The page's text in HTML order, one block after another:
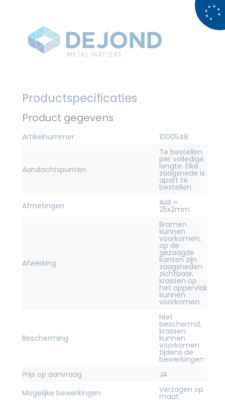
Productspecificaties
Product gegevens
Artikelnummer 1000548
Aandachtspunten
Te bestellen
per volledige
lengte. Elke
zaagsnede is
apart te
bestellen.
Afmetingen
AxB =
25x2mm
Afwerking
Bramen
kunnen
voorkomen,
op de
gezaagde
kanten zijn
zaagsneden
zichtbaar,
krassen op
het oppervlak
kunnen
voorkomen
Bescherming
Niet
beschermd,
krassen
kunnen
voorkomen
tijdens de
bewerkingen
Prijs op aanvraag
JA
Mogelijke bewerkingen
Verzagen op
maat